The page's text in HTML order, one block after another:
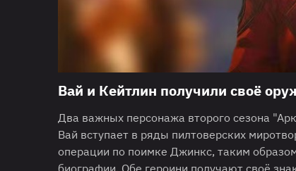
Вай и Кейтлин получили своё
Два важных персонажа второго сезона
Вай вступает в ряды пилтоверских
операции по поимке Джинкс, таким
биографии. Обе героини получают своё